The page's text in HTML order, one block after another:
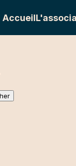
Accueil